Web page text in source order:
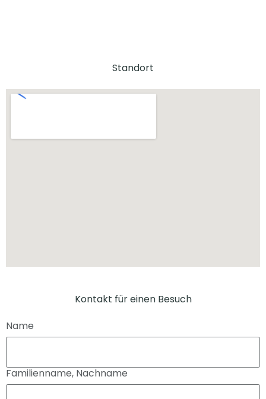
Standort
Kontakt für einen Besuch
Name
Familienname, Nachname